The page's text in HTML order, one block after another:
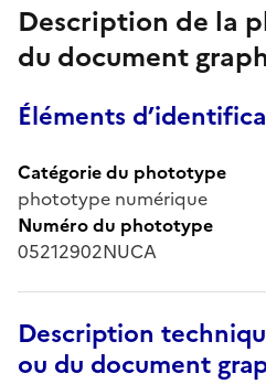
Description de la
du document
Éléments
Catégorie du phototype
phototype numérique
Numéro du phototype
05212902NUCA
Description
ou du document